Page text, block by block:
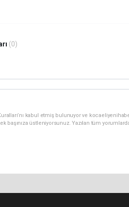
(0)
kabul etmiş bulunuyor ve
başınıza üstleniyorsunuz. Yazılan tüm